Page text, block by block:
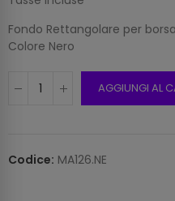
Fondo Rettangolare per
Colore Nero
AGGIUNGI AL
Codice: MA126.NE